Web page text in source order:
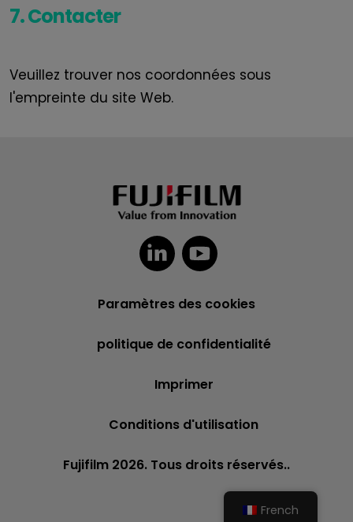
7. Contacter
Veuillez trouver nos coordonnées sous
l'empreinte du site Web.
Paramètres des cookies
politique de confidentialité
Imprimer
Conditions d'utilisation
Fujifilm 2026. Tous droits réservés..
French